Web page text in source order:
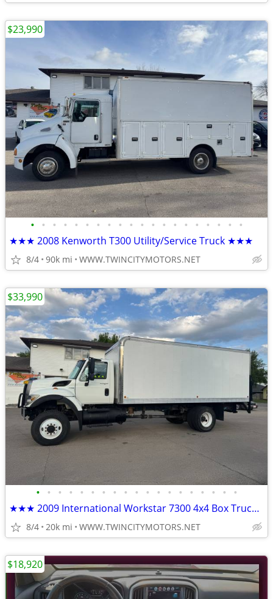
• • • • • • • • • • • • • • • • • • • •
★★★ 2008 Kenworth T300 Utility/Service Truck ★★★
8/4 90k mi WWW.TWINCITYMOTORS.NET
$23,990
• • • • • • • • • • • • • • • • • • •
★★★ 2009 International Workstar 7300 4x4 Box Truck / ONLY 19k Miles ★★
8/4 20k mi WWW.TWINCITYMOTORS.NET
$33,990
$18,920